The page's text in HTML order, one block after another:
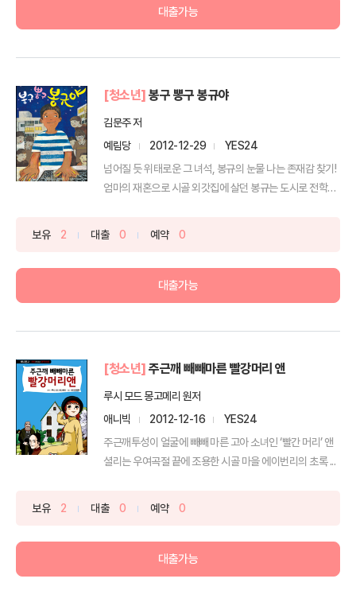
대출가능
[청소년] 봉구 뽕구 봉규야
김문주 저
예림당
2012-12-29
YES24
넘어질 듯 위태로운 그 녀석, 봉규의 눈물 나는 존재감 찾기!
엄마의 재혼으로 시골 외갓집에 살던 봉규는 도시로 전학
보유 2 대출 0 예약 0
대출가능
[청소년] 주근깨 빼빼마른 빨강머리 앤
루시 모드 몽고메리 원저
애니빅
2012-12-16
YES24
주근깨투성이 얼굴에 빼빼 마른 고아 소녀인 ‘빨간 머리’ 앤
셜리는 우여곡절 끝에 조용한 시골 마을 에이번리의 초록 ...
보유 2 대출 0 예약 0
대출가능